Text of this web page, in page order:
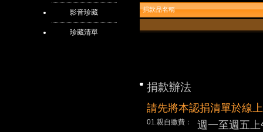
影音珍藏
珍藏清單
捐款品名稱
捐款辦法
請先將本認捐清單於線
01.親自繳費：
週一至週五